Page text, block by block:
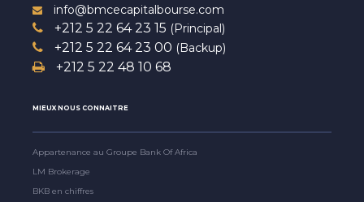
info@bmcecapitalbourse.com
+212 5 22 64 23 15 (Principal)
+212 5 22 64 23 00 (Backup)
+212 5 22 48 10 68
MIEUX NOUS CONNAITRE
Appartenance au Groupe Bank Of Africa
LM Brokerage
BKB en chiffres